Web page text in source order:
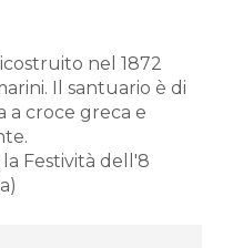
nel 1872
Il santuario è di
a croce greca e
Festività dell'8